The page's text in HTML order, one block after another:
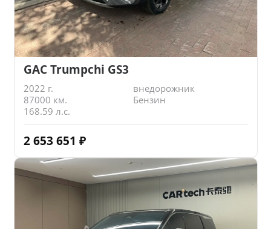
GAC Trumpchi GS3
2022 г.
внедорожник
87000 км.
Бензин
168.59 л.с.
2 653 651 ₽